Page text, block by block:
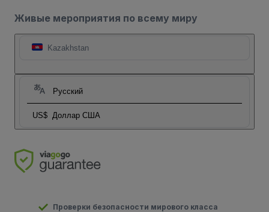
Живые мероприятия по всему миру
Kazakhstan
Русский
US$ Доллар США
Проверки безопасности мирового класса